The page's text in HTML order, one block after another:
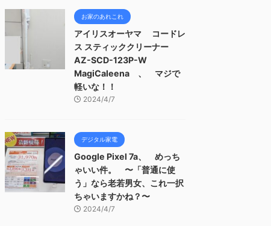
お家のあれこれ
アイリスオーヤマ コードレ
ス スティッククリーナー
AZ-SCD-123P-W
MagiCaleena 、 マジで
軽いな！！
2024/4/7
デジタル家電
Google Pixel 7a、 めっち
ゃいい件。 〜「普通に使
う」なら老若男女、これ一択
ちゃいますかね？〜
2024/4/7